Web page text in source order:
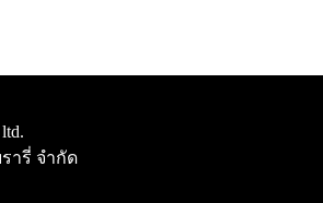
ารี่ จำกัด